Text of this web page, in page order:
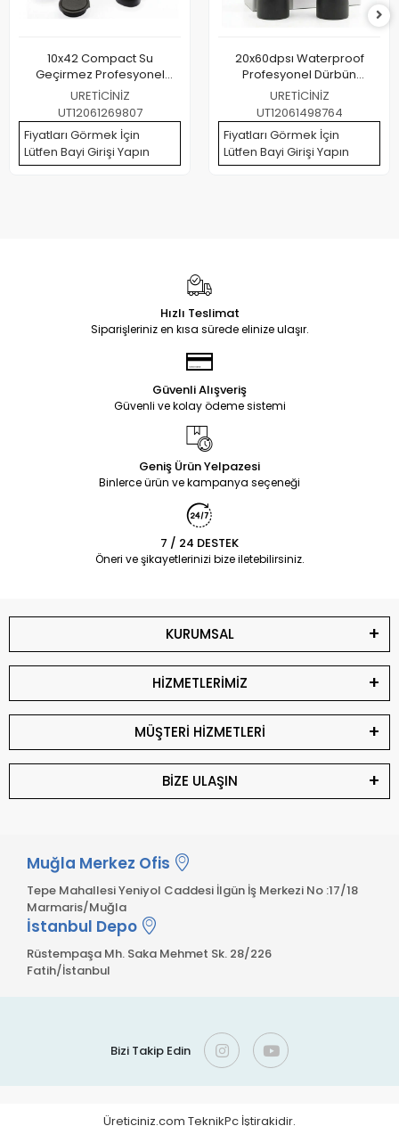
10x42 Compact Su
Geçirmez Profesyonel
Dürbün
URETİCİNİZ
UT12061269807
Fiyatları Görmek İçin
Lütfen Bayi Girişi Yapın
20x60dpsı Waterproof
Profesyonel Dürbün
1000m/49m
URETİCİNİZ
UT12061498764
Fiyatları Görmek İçin
Lütfen Bayi Girişi Yapın
Hızlı Teslimat
Siparişleriniz en kısa sürede elinize ulaşır.
Güvenli Alışveriş
Güvenli ve kolay ödeme sistemi
Geniş Ürün Yelpazesi
Binlerce ürün ve kampanya seçeneği
7 / 24 DESTEK
Öneri ve şikayetlerinizi bize iletebilirsiniz.
KURUMSAL
HİZMETLERİMİZ
MÜŞTERİ HİZMETLERİ
BİZE ULAŞIN
Muğla Merkez Ofis
Tepe Mahallesi Yeniyol Caddesi İlgün İş Merkezi No :17/18
Marmaris/Muğla
İstanbul Depo
Rüstempaşa Mh. Saka Mehmet Sk. 28/226
Fatih/İstanbul
Bizi Takip Edin
Üreticiniz.com TeknikPc İştirakidir.